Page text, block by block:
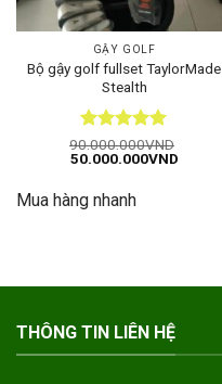
GẬY GOLF
Bộ gậy golf fullset TaylorMade
Stealth
Được xếp
hạng55
90.000.000VND
Giá
90.000.000VND.
50.000.000VNDGiá
Mua hàng nhanh
THÔNG TIN LIÊN HỆ